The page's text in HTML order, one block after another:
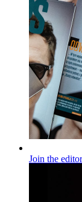
Join the